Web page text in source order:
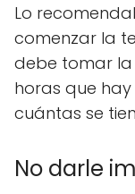
Lo
comenzar la
debe tomar
horas que
cuántas se
No darle